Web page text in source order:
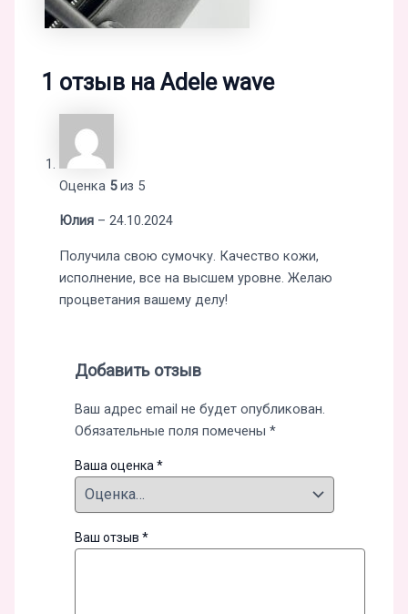
1 отзыв наAdele wave
Оценка 5из 5
Юлия – 24.10.2024
Получила свою сумочку. Качество кожи,
исполнение, все на высшем уровне. Желаю
процветания вашему делу!
Добавить отзыв
Ваш адрес email не будет опубликован.
Обязательные поля помечены *
Ваша оценка *
Ваш отзыв *